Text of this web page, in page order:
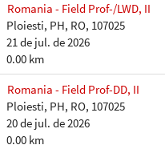
Romania - Field Prof-/LWD, II
Ploiesti, PH, RO, 107025
21 de jul. de 2026
0.00 km
Romania - Field Prof-DD, II
Ploiesti, PH, RO, 107025
20 de jul. de 2026
0.00 km